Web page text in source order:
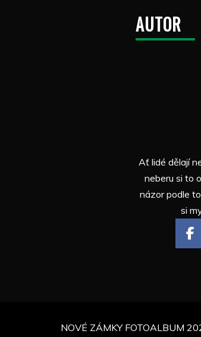
AUTOR
Ať lidé dělají
neberu si to
názor podle
si
NOVÉ ZÁMKY FOTOALBUM